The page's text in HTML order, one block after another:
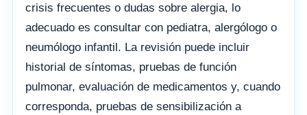
crisis frecuentes o dudas sobre alergia, lo
adecuado es consultar con pediatra, alergólogo o
neumólogo infantil. La revisión puede incluir
historial de síntomas, pruebas de función
pulmonar, evaluación de medicamentos y, cuando
corresponda, pruebas de sensibilización a